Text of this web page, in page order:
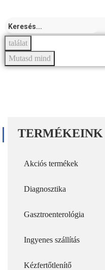
találat
Mutasd mind
TERMÉKEINK
Akciós termékek
Diagnosztika
Gasztroenterológia
Ingyenes szállítás
Kézfertőtlenítő